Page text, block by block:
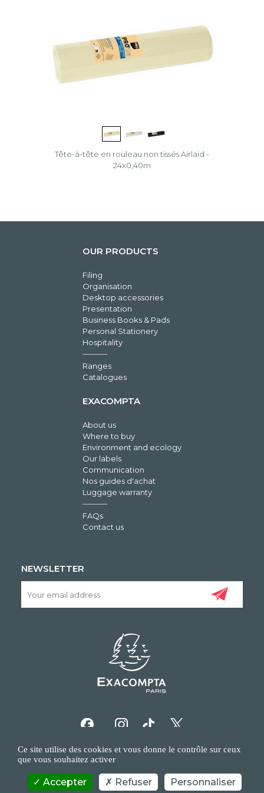
Tête-à-tête en rouleau non tissés Airlaid -
24x0,40m
OUR PRODUCTS
Filing
Organisation
Desktop accessories
Presentation
Business Books & Pads
Personal Stationery
Hospitality
Ranges
Catalogues
EXACOMPTA
About us
Where to buy
Environment and ecology
Our labels
Communication
Nos guides d'achat
Luggage warranty
FAQs
Contact us
NEWSLETTER
COPYRIGHT/IP POLICY PERSONAL DATA POLICY CONTACT US
Ce site utilise des cookies et vous donne le contrôle sur ceux
que vous souhaitez activer
Accepter Refuser Personnaliser